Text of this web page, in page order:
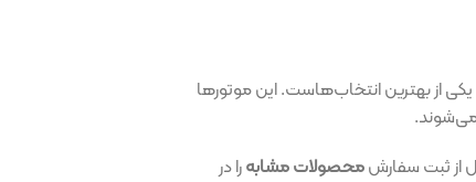
انتخاب‌هاست. این موتورها
محصولات مشابهرا در